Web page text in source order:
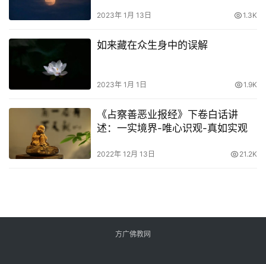
2023年 1月 13日 1.3K
如来藏在众生身中的误解
2023年 1月 1日 1.9K
《占察善恶业报经》下卷白话讲
述：一实境界-唯心识观-真如实观
2022年 12月 13日 21.2K
方广佛教网